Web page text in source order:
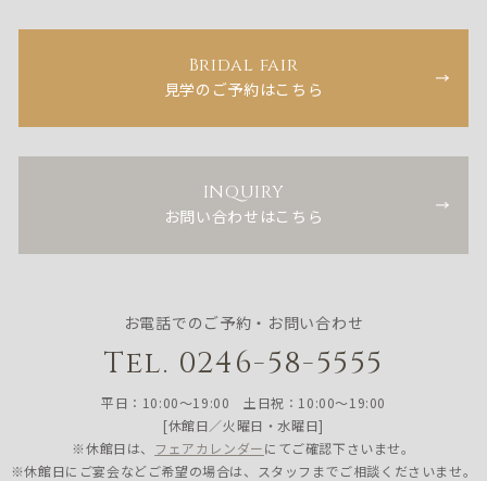
Bridal fair
見学のご予約はこちら
INQUIRY
お問い合わせはこちら
お電話でのご予約・お問い合わせ
Tel. 0246-58-5555
平日：10:00〜19:00 土日祝：10:00〜19:00
[休館日／火曜日・水曜日]
※休館日は、 フェアカレンダーにてご確認下さいませ。
※休館日にご宴会などご希望の場合は、スタッフまでご相談くださいませ。